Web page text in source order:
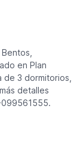
en Plan
3 dormitorios,
detalles